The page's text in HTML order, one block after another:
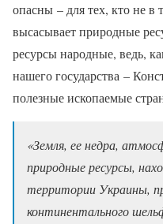
опасны – для тех, кто не в
высасывает природные
ресурсы народные, ведь,
нашего государства –
полезные ископаемые
«Земля, ее недра,
природные ресурсы,
территории Украины,
континентального